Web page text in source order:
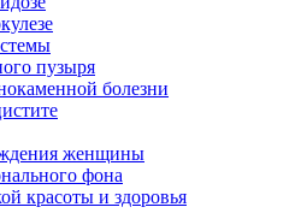
пузыря
болезни
женщины
фона
красоты и здоровья